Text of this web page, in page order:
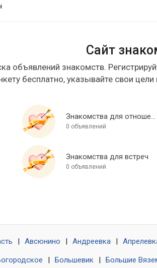
Сайт
объявлений знакомств.
бесплатно, указывайте свои
Знакомства для отношений
0 объявлений
Знакомства для встреч
0 объявлений
Авсюнино Андреевка
Большевик Большие